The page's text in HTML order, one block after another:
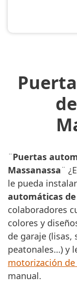
¨Puertas
Massanassa¨
le pueda
automáticas
colaboradores
colores y
de garaje (lisas,
peatonales…) y
motorización
manual.